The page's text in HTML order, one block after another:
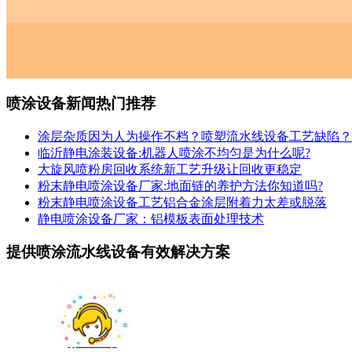
喷涂设备新闻热门推荐
涂层杂质因为人为操作不档？喷塑流水线设备工艺缺陷？
临沂静电涂装设备:机器人喷涂不均匀是为什么呢?
大旋风喷粉房回收系统新工艺升级让回收更稳定
粉末静电喷涂设备厂家:地面链的养护方法你知道吗?
粉末静电喷涂设备工艺铝合金涂层附着力太差或脱落
静电喷涂设备厂家：铝模板表面处理技术
提供喷涂流水线设备有效解决方案